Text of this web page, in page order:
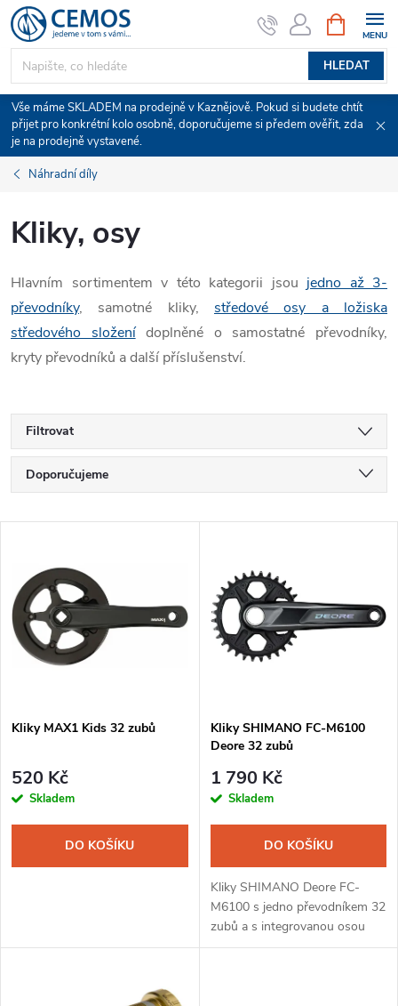
Přejít
na
obsah
HLEDAT
NÁKUPNÍ
KOŠÍK
Vše máme SKLADEM na prodejně v Kaznějově. Pokud si budete chtít
přijet pro konkrétní kolo osobně, doporučujeme si předem ověřit, zda
je na prodejně vystavené.
Náhradní díly
Kliky, osy
Hlavním sortimentem v této kategorii jsou jedno až 3-
převodníky, samotné kliky, středové osy a ložiska
středového složenídoplněné o samostatné převodníky,
kryty převodníků a další příslušenství.
Filtrovat
Ř
a
e
n
p
r
o
d
Doporučujeme
Nejprodávanější
Abecedně
ý
p
s
p
r
u
Kliky MAX1 Kids 32 zubů
520 Kč
Skladem
DO KOŠÍKU
Kliky SHIMANO FC-M6100
Deore 32 zubů
1 790 Kč
Skladem
DO KOŠÍKU
Kliky SHIMANO Deore FC-
M6100 s jedno převodníkem 32
zubů a s integrovanou osou
pro použití na horské kolo s